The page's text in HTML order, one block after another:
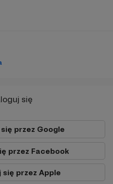
się
przez Google
przez Facebook
przez Apple